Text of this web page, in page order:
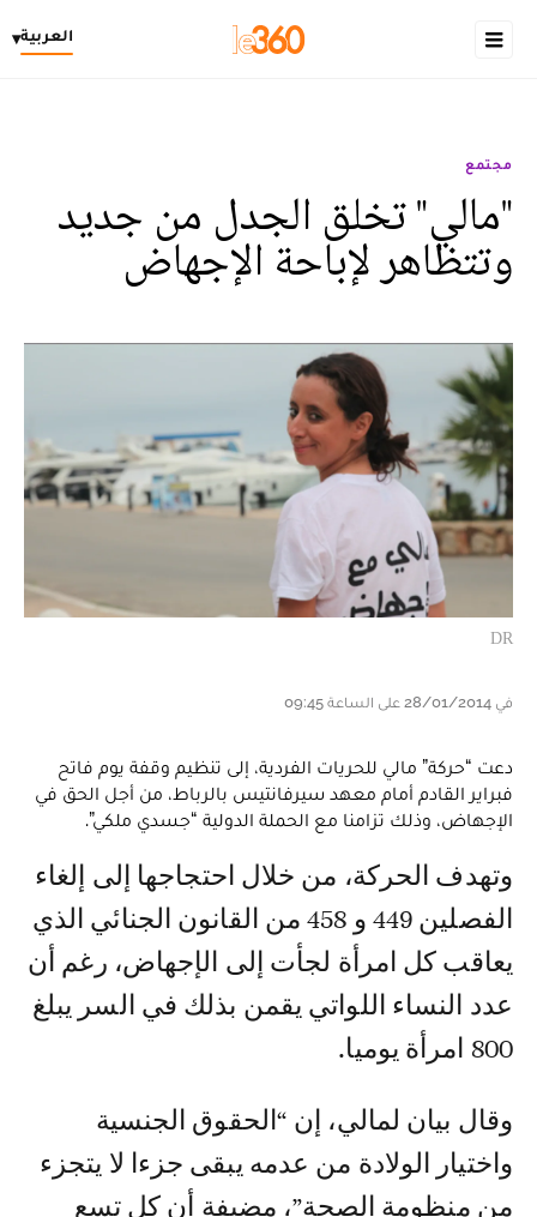
العربية▾
مجتمع
"مالي" تخلق الجدل من جديد
وتتظاهر لإباحة الإجهاض
DR
في 28/01/2014 على الساعة 09:45
دعت “حركة” مالي للحريات الفردية، إلى تنظيم وقفة يوم فاتح
فبراير القادم أمام معهد سيرفانتيس بالرباط، من أجل الحق في
الإجهاض، وذلك تزامنا مع الحملة الدولية “جسدي ملكي”.
وتهدف الحركة، من خلال احتجاجها إلى إلغاء
الفصلين 449 و 458 من القانون الجنائي الذي
يعاقب كل امرأة لجأت إلى الإجهاض، رغم أن
عدد النساء اللواتي يقمن بذلك في السر يبلغ
800 امرأة يوميا.
وقال بيان لمالي، إن “الحقوق الجنسية
واختيار الولادة من عدمه يبقى جزءا لا يتجزء
من منظومة الصحة”، مضيفة أن كل تسع